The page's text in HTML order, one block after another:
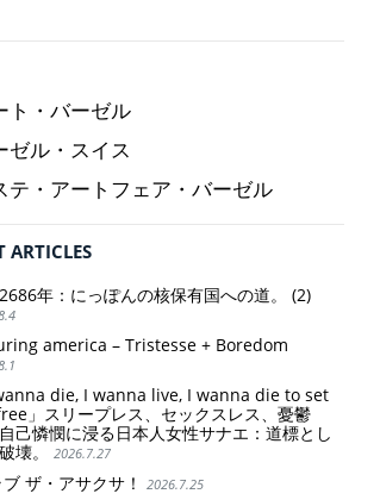
ト・バーゼル
ゼル・スイス
テ・アートフェア・バーゼル
ARTICLES
年：にっぽんの核保有国への道。 (2)
america – Tristesse + Boredom
die, I wanna live, I wanna die to set
」スリープレス、セックスレス、憂鬱
己憐憫に浸る日本人女性サナエ：道標とし
壊。
2026.7.27
ザ・アサクサ！ 2026.7.25